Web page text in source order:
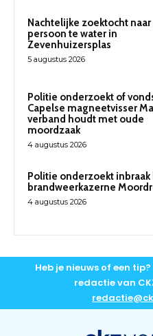
Nachtelijke zoektocht naar
persoon te water in
Zevenhuizersplas
5 augustus 2026
Politie onderzoekt of
Capelse magneetvisser
verband houdt met oude
moordzaak
4 augustus 2026
Politie onderzoekt inbraak
brandweerkazerne
4 augustus 2026
Heb je nieuws of een
redactie van